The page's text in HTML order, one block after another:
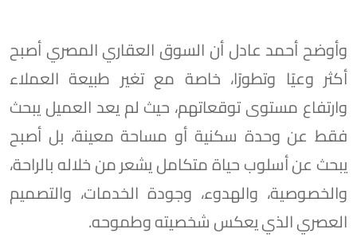
وأوضح أحمد عادل أن السوق العقاري المصري أصبح
أكثر وعيًا وتطورًا، خاصة مع تغير طبيعة العملاء
وارتفاع مستوى توقعاتهم، حيث لم يعد العميل يبحث
فقط عن وحدة سكنية أو مساحة معينة، بل أصبح
يبحث عن أسلوب حياة متكامل يشعر من خلاله بالراحة،
والخصوصية، والهدوء، وجودة الخدمات، والتصميم
العصري الذي يعكس شخصيته وطموحه.